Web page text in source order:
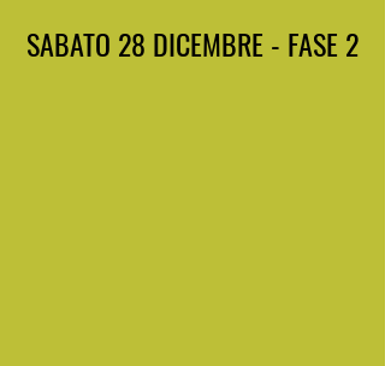
SABATO 28 DICEMBRE - FASE 2